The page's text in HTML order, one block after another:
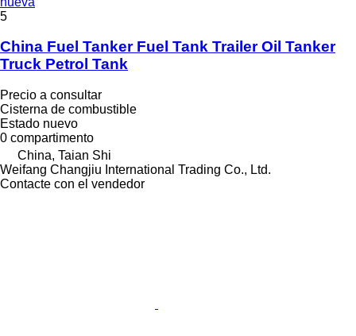
5
China Fuel Tanker Fuel Tank Trailer Oil Tanker
Truck Petrol Tank
Precio a consultar
Cisterna de combustible
Estado nuevo
0 compartimento
China, Taian Shi
Weifang Changjiu International Trading Co., Ltd.
Contacte con el vendedor